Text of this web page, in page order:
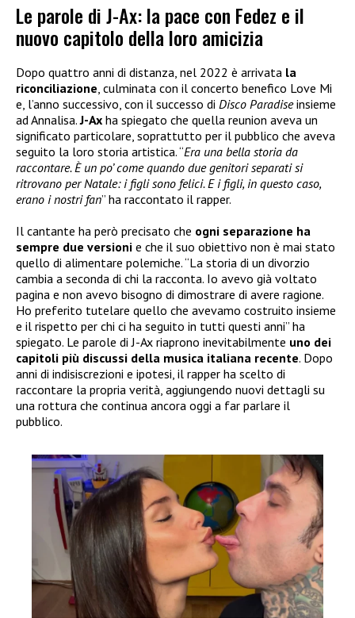
Le parole di J-Ax: la pace con Fedez e il
nuovo capitolo della loro amicizia
Dopo quattro anni di distanza, nel 2022 è arrivata la
riconciliazione, culminata con il concerto benefico Love Mi
e, l’anno successivo, con il successo di Disco Paradiseinsieme
ad Annalisa.J-Ax ha spiegato che quella reunion aveva un
significato particolare, soprattutto per il pubblico che aveva
seguito la loro storia artistica. “Era una bella storia da
raccontare. È un po’ come quando due genitori separati si
ritrovano per Natale: i figli sono felici. E i figli, in questo caso,
erano i nostri fan” ha raccontato il rapper.
Il cantante ha però precisato che ogni separazione ha
sempre due versioni e che il suo obiettivo non è mai stato
quello di alimentare polemiche. “La storia di un divorzio
cambia a seconda di chi la racconta. Io avevo già voltato
pagina e non avevo bisogno di dimostrare di avere ragione.
Ho preferito tutelare quello che avevamo costruito insieme
e il rispetto per chi ci ha seguito in tutti questi anni” ha
spiegato. Le parole di J-Ax riaprono inevitabilmente uno dei
capitoli più discussi della musica italiana recente. Dopo
anni di indisiscrezioni e ipotesi, il rapper ha scelto di
raccontare la propria verità, aggiungendo nuovi dettagli su
una rottura che continua ancora oggi a far parlare il
pubblico.